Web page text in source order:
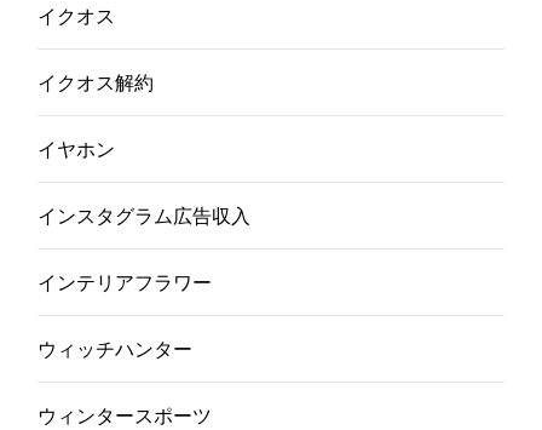
イクオス
イクオス解約
イヤホン
インスタグラム広告収入
インテリアフラワー
ウィッチハンター
ウィンタースポーツ